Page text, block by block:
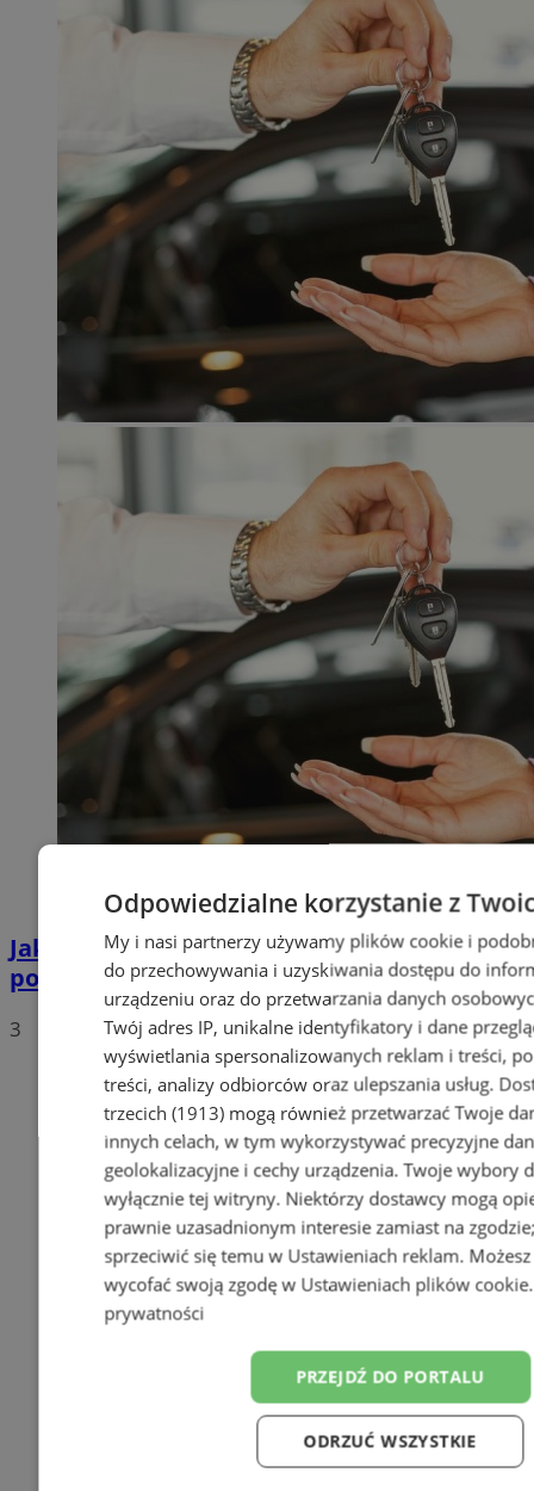
Jakie auta jeżdżą po tyskich, śląskich i
polskich drogach? Te wyniki Was zaskoczą!
3
Odpowiedzialne korzystanie z
My i nasi partnerzy używamy plików cookie i
do przechowywania i uzyskiwania dostępu do
urządzeniu oraz do przetwarzania danych
Twój adres IP, unikalne identyfikatory i dane
wyświetlania spersonalizowanych reklam i treści,
treści, analizy odbiorców oraz ulepszania usług.
trzecich (1913) mogą również przetwarzać Twoje
innych celach, w tym wykorzystywać precyzyjne
geolokalizacyjne i cechy urządzenia. Twoje wybory
wyłącznie tej witryny. Niektórzy dostawcy mogą
prawnie uzasadnionym interesie zamiast na
sprzeciwić się temu w Ustawieniach reklam.
wycofać swoją zgodę w Ustawieniach plików cookie
prywatności
PRZEJDŹ DO PORTALU
ODRZUĆ WSZYSTKIE